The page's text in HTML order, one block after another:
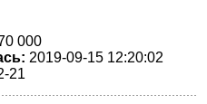
000
2019-09-15 12:20:02
21